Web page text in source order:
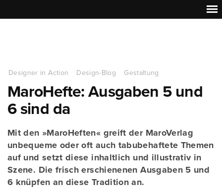
Designer in Action Design-Blog Gestaltung
MaroHefte: Ausgaben 5 und
6 sind da
Mit den »MaroHeften« greift der MaroVerlag
unbequeme oder oft auch tabubehaftete Themen
auf und setzt diese inhaltlich und illustrativ in
Szene. Die frisch erschienenen Ausgaben 5 und
6 knüpfen an diese Tradition an.